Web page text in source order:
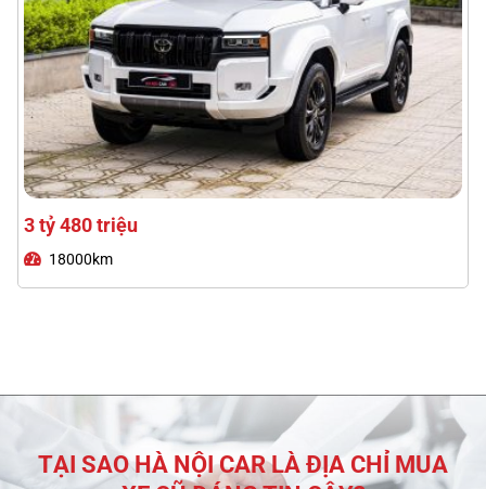
Lexus RX350 Premium 2024
TẠI SAO HÀ NỘI CAR LÀ ĐỊA CHỈ MUA